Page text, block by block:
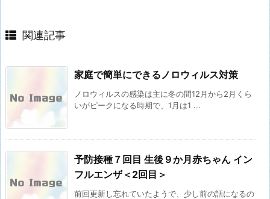
関連記事
家庭で簡単にできるノロウィルス対策
ノロウィルスの感染は主に冬の間12月から2月くら
いがピークになる時期で、1月は1 ...
予防接種７回目 生後９か月赤ちゃん イン
フルエンザ＜2回目＞
前回更新し忘れていたようで、少し前の話になるの